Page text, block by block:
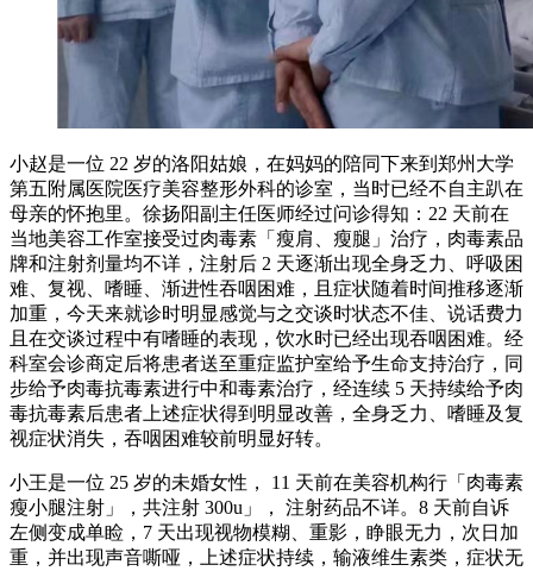
小赵是一位 22 岁的洛阳姑娘，在妈妈的陪同下来到郑州大学
第五附属医院医疗美容整形外科的诊室，当时已经不自主趴在
母亲的怀抱里。徐扬阳副主任医师经过问诊得知：22 天前在
当地美容工作室接受过肉毒素「瘦肩、瘦腿」治疗，肉毒素品
牌和注射剂量均不详，注射后 2 天逐渐出现全身乏力、呼吸困
难、复视、嗜睡、渐进性吞咽困难，且症状随着时间推移逐渐
加重，今天来就诊时明显感觉与之交谈时状态不佳、说话费力
且在交谈过程中有嗜睡的表现，饮水时已经出现吞咽困难。经
科室会诊商定后将患者送至重症监护室给予生命支持治疗，同
步给予肉毒抗毒素进行中和毒素治疗，经连续 5 天持续给予肉
毒抗毒素后患者上述症状得到明显改善，全身乏力、嗜睡及复
视症状消失，吞咽困难较前明显好转。
小王是一位 25 岁的未婚女性， 11 天前在美容机构行「肉毒素
瘦小腿注射」，共注射 300u」， 注射药品不详。8 天前自诉
左侧变成单睑，7 天出现视物模糊、重影，睁眼无力，次日加
重，并出现声音嘶哑，上述症状持续，输液维生素类，症状无